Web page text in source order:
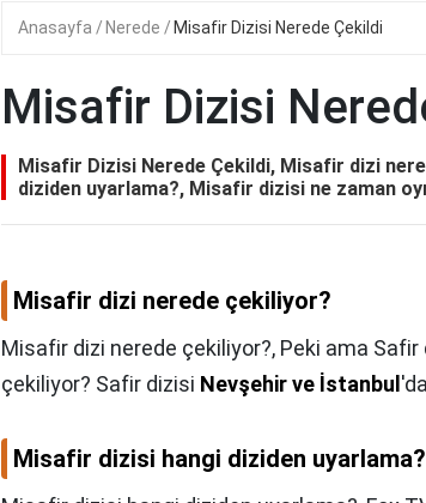
Anasayfa Nerede Misafir Dizisi Nerede Çekildi
Misafir Dizisi
Misafir Dizisi Nerede Çekildi, Misafir dizi
diziden uyarlama?, Misafir dizisi ne zaman
Misafir dizi nerede çekiliyor?
Misafir dizi nerede çekiliyor?, Peki ama
çekiliyor? Safir dizisi Nevşehir ve İstanbul
Misafir dizisi hangi diziden uyarlama?